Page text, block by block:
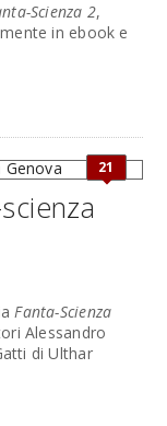
Scienza 2,
in ebook e
21
Fanta-Scienza
Alessandro
di Ulthar